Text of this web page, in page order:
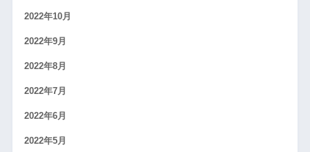
2022年10月
2022年9月
2022年8月
2022年7月
2022年6月
2022年5月